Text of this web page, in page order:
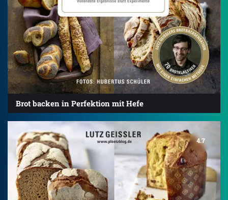
Brot backen in Perfektion mit Hefe
4.7